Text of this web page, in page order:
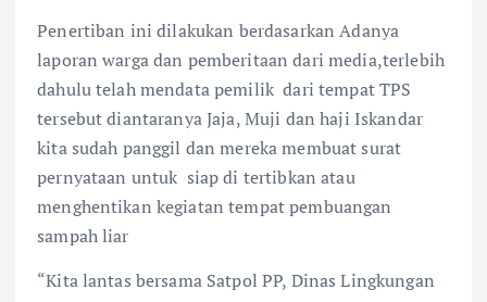
Penertiban ini dilakukan berdasarkan Adanya
laporan warga dan pemberitaan dari media,terlebih
dahulu telah mendata pemilik dari tempat TPS
tersebut diantaranya Jaja, Muji dan haji Iskandar
kita sudah panggil dan mereka membuat surat
pernyataan untuk siap di tertibkan atau
menghentikan kegiatan tempat pembuangan
sampah liar
“Kita lantas bersama Satpol PP, Dinas Lingkungan